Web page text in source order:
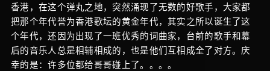
香港，在这个弹丸之地，突然涌现了无数的好歌手，大家都
把那个年代誉为香港歌坛的黄金年代，其实之所以诞生了这
个年代，还因为出现了一班优秀的词曲家，台前的歌手和幕
后的音乐人总是相辅相成的，也是他们互相成全了对方。庆
幸的是：许多位都给哥哥碰上了。。。。